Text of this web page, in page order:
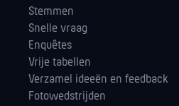
Stemmen
Snelle vraag
Enquêtes
Vrije tabellen
Verzamel ideeën en feedback
Fotowedstrijden